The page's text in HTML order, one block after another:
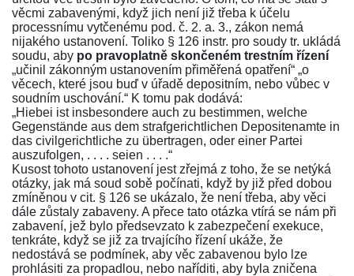
věcmi zabavenými, když jich není již třeba k účelu
processnímu vytčenému pod. č. 2. a. 3., zákon nemá
nijakého ustanovení. Toliko § 126 instr. pro soudy tr. ukládá
soudu, aby po pravoplatně skončeném trestním řízení
„učinil zákonným ustanovením přiměřená opatření“ „o
věcech, které jsou buď v úřadě depositním, nebo vůbec v
soudním uschování.“ K tomu pak dodává:
„Hiebei ist insbesondere auch zu bestimmen, welche
Gegenstände aus dem strafgerichtlichen Depositenamte in
das civilgerichtliche zu übertragen, oder einer Partei
auszufolgen, . . . . seien . . . .“
Kusost tohoto ustanovení jest zřejmá z toho, že se netýká
otázky, jak má soud sobě počínati, když by již před dobou
zmíněnou v cit. § 126 se ukázalo, že není třeba, aby věci
dále zůstaly zabaveny. A přece tato otázka vtírá se nám při
zabavení, jež bylo předsevzato k zabezpečení exekuce,
tenkráte, když se již za trvajícího řízení ukáže, že
nedostává se podmínek, aby věc zabavenou bylo lze
prohlásiti za propadlou, nebo naříditi, aby byla zničena